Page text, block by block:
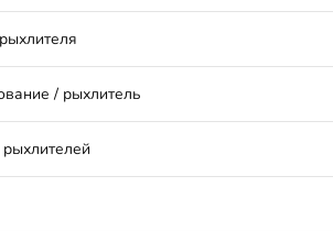
/ рыхлитель